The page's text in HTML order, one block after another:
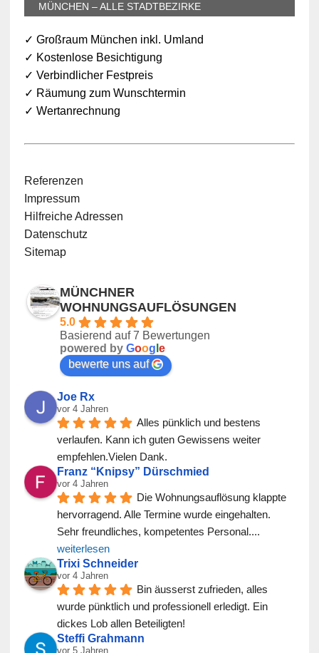
MÜNCHEN – ALLE STADTBEZIRKE
✓ Großraum München inkl. Umland
✓ Kostenlose Besichtigung
✓ Verbindlicher Festpreis
✓ Räumung zum Wunschtermin
✓ Wertanrechnung
Referenzen
Impressum
Hilfreiche Adressen
Datenschutz
Sitemap
MÜNCHNER
WOHNUNGSAUFLÖSUNGEN
5.0
Basierend auf 7 Bewertungen
powered by Goog e
bewerte uns auf
Joe Rx
vor 4 Jahren
Alles pünklich und bestens
verlaufen. Kann ich guten Gewissens weiter
empfehlen.Vielen Dank.
Franz “Knipsy” Dürschmied
vor 4 Jahren
Die Wohnungsauflösung klappte
hervorragend. Alle Termine wurde eingehalten.
Sehr freundliches, kompetentes Personal.
weiterlesen
Trixi Schneider
vor 4 Jahren
Bin äusserst zufrieden, alles
wurde pünktlich und professionell erledigt. Ein
dickes Lob allen Beteiligten!
Steffi Grahmann
vor 5 Jahren